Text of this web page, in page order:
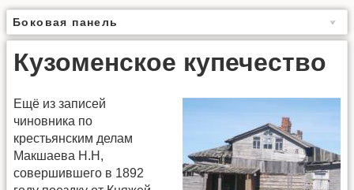
Боковая панель
Кузоменское купечество
Ещё из записей
чиновника по
крестьянским делам
Макшаева Н.Н,
совершившего в 1892